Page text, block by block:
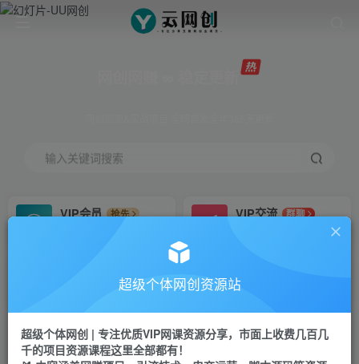
输入关键词搜索
VIP会员
抢先
VIP交流
群聊
研究探讨更多创业项目路子。
会员专属推广链接
招募站长
挂机
项目
脚本卡密
APP下载
GO
超级个体网创资源站
超级个体网创 | 专注优质VIP网课资源分享，市面上收费几百几
千的项目资源课程这里全部都有！